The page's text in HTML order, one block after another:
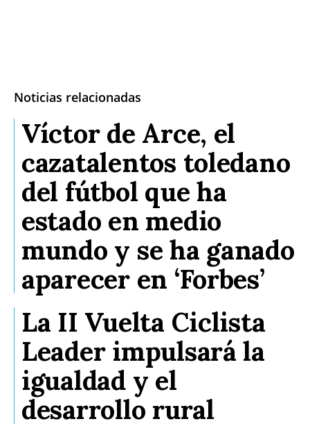
Noticias relacionadas
Víctor de Arce, el
cazatalentos toledano
del fútbol que ha
estado en medio
mundo y se ha ganado
aparecer en ‘Forbes’
La II Vuelta Ciclista
Leader impulsará la
igualdad y el
desarrollo rural